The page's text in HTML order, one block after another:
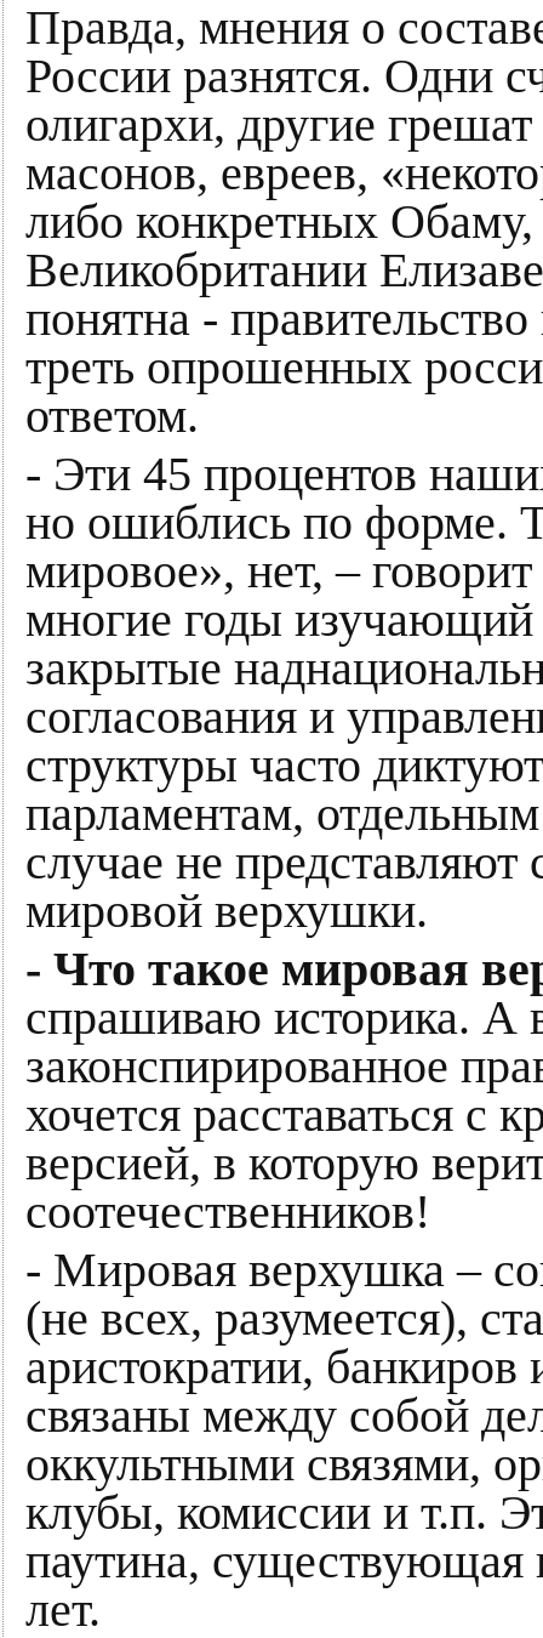
Правда, мнения о
России разнятся. Одни
олигархи, другие
масонов, евреев,
либо конкретных
Великобритании
понятна -
треть опрошенных
ответом.
- Эти 45 процентов
но ошиблись по форме.
мировое», нет, –
многие годы
закрытые
согласования и
структуры часто
парламентам,
случае не
мировой верхушки.
- Что такое мировая
спрашиваю историка. А
законспирированное
хочется расставаться с
версией, в которую
соотечественников!
- Мировая верхушка –
(не всех, разумеется),
аристократии,
связаны между собой
оккультными связями,
клубы, комиссии и т.п.
паутина,
лет.